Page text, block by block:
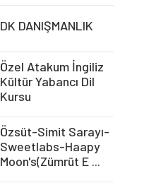
DK DANIŞMANLIK
Özel Atakum İngiliz
Kültür Yabancı Dil
Kursu
Özsüt-Simit Sarayı-
Sweetlabs-Haapy
Moon's(Zümrüt E ...